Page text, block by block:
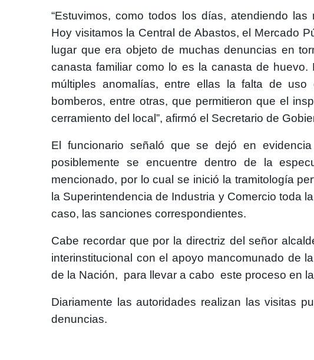
“Estuvimos, como todos los días, atendiendo
Hoy visitamos la Central de Abastos, el Mercado
lugar que era objeto de muchas denuncias en
canasta familiar como lo es la canasta de huevo.
múltiples anomalías, entre ellas la falta de
bomberos, entre otras, que permitieron que el
cerramiento del local”, afirmó el Secretario de
El funcionario señaló que se dejó en
posiblemente se encuentre dentro de la
mencionado, por lo cual se inició la tramitología
la Superintendencia de Industria y Comercio toda
caso, las sanciones correspondientes.
Cabe recordar que por la directriz del señor
interinstitucional con el apoyo mancomunado de
de la Nación, para llevar a cabo este proceso en
Diariamente las autoridades realizan las visitas
denuncias.